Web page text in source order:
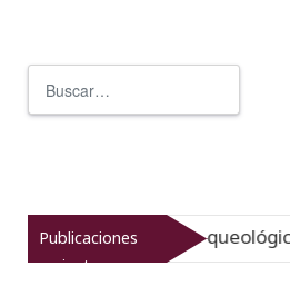
Publicaciones
recientes
el patrimonio